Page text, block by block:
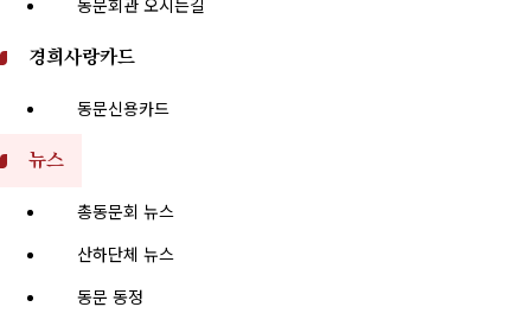
동문회관 오시는길
경희사랑카드
동문신용카드
뉴스
총동문회 뉴스
산하단체 뉴스
동문 동정